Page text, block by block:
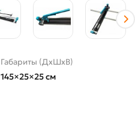
Габариты (ДхШхВ)
145×25×25 см